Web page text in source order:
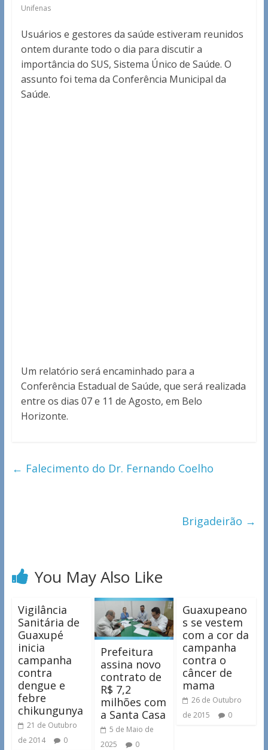
Unifenas
Usuários e gestores da saúde estiveram reunidos
ontem durante todo o dia para discutir a
importância do SUS, Sistema Único de Saúde. O
assunto foi tema da Conferência Municipal da
Saúde.
Um relatório será encaminhado para a
Conferência Estadual de Saúde, que será realizada
entre os dias 07 e 11 de Agosto, em Belo
Horizonte.
← Falecimento do Dr. Fernando Coelho
Brigadeirão →
You May Also Like
Vigilância
Sanitária de
Guaxupé
inicia
campanha
contra
dengue e
febre
chikungunya
21 de Outubro
de 2014
0
Prefeitura
assina novo
contrato de
R$ 7,2
milhões com
a Santa Casa
5 de Maio de
2025
0
Guaxupeano
s se vestem
com a cor da
campanha
contra o
câncer de
mama
26 de Outubro
de 2015
0